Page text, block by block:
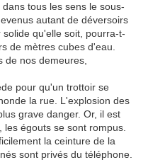
tous les sens le sous-
autant de déversoirs
qu'elle soit, pourra-t-
de mètres cubes d'eau.
de nos demeures,
pour qu'un trottoir se
la rue. L'explosion des
grave danger. Or, il est
égouts se sont rompus.
la ceinture de la
sont privés du téléphone.